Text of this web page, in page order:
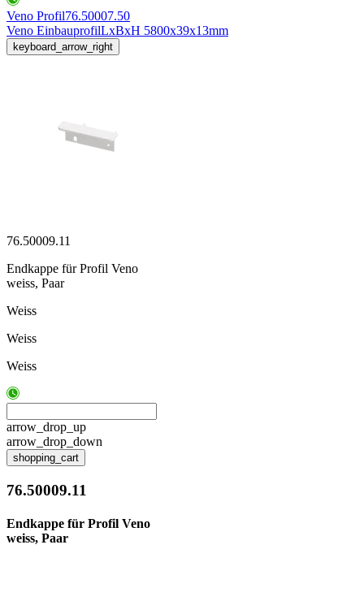
Veno Profil76.50007.50
Veno EinbauprofilLxBxH 5800x39x13mm
keyboard_arrow_right
76.50009.11
Endkappe für Profil Veno
weiss, Paar
Weiss
Weiss
Weiss
arrow_drop_up
arrow_drop_down
shopping_cart
76.50009.11
Endkappe für Profil Veno
weiss, Paar